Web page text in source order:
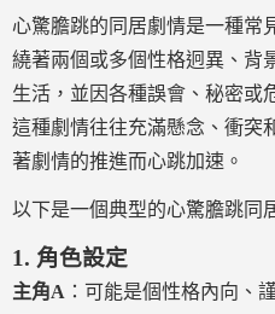
心驚膽跳的同居劇情是一種常
繞著兩個或多個性格迥異、背
生活，並因各種誤會、秘密或
這種劇情往往充滿懸念、衝突
著劇情的推進而心跳加速。
以下是一個典型的心驚膽跳同
1. 角色設定
主角A ：可能是個性格內向、